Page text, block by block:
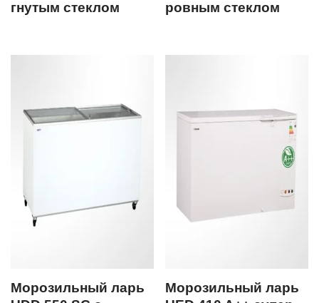
гнутым стеклом
ровным стеклом
Морозильный ларь
Морозильный ларь